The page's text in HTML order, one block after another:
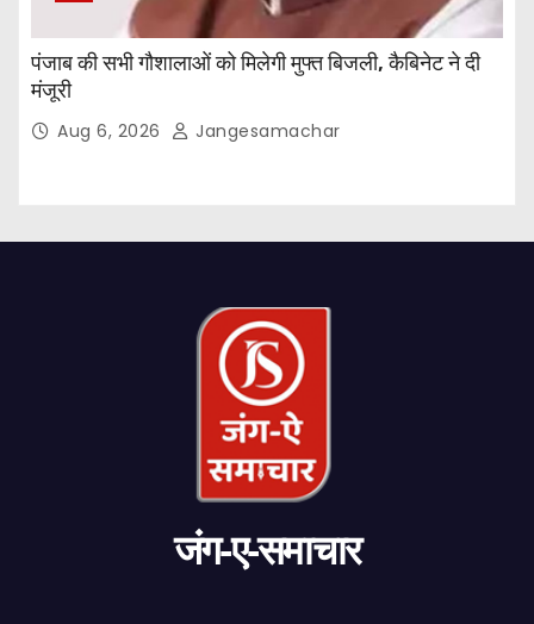
पंजाब की सभी गौशालाओं को मिलेगी मुफ्त बिजली, कैबिनेट ने दी
मंजूरी
Aug 6, 2026 Jangesamachar
जंग-ए-समाचार